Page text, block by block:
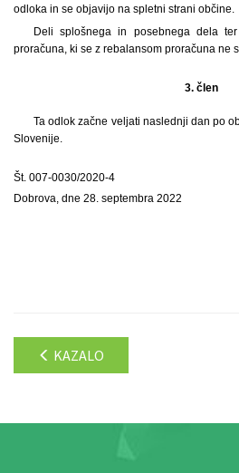
odloka in se objavijo na spletni strani občine.
Deli splošnega in posebnega dela
proračuna, ki se z rebalansom proračuna ne
3. člen
Ta odlok začne veljati naslednji dan po
Slovenije.
Št. 007-0030/2020-4
Dobrova, dne 28. septembra 2022
KAZALO